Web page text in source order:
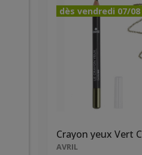
dès vendredi 07/08
AVRIL